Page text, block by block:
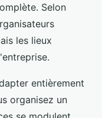
Selon
les lieux
entièrement
organisez un